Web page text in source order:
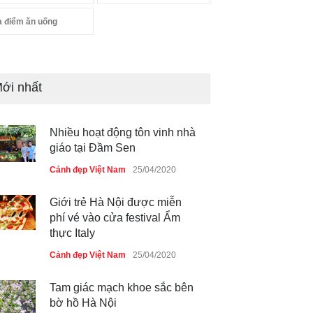
điểm ăn uống
nhất
Nhiều hoạt động tôn vinh nhà
giáo tại Đầm Sen
Cảnh đẹp Việt Nam 25/04/2020
Giới trẻ Hà Nội được miễn
phí vé vào cửa festival Ẩm
thực Italy
Cảnh đẹp Việt Nam 25/04/2020
Tam giác mạch khoe sắc bên
bờ hồ Hà Nội